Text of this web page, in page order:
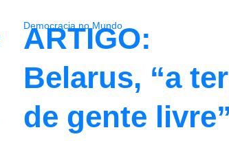
ARTIGO:
Belarus, “a
de gente livre”
Democracia no Mundo